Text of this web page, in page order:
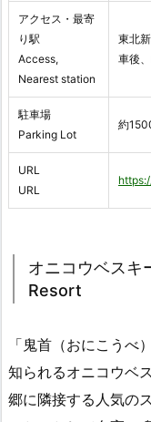
アクセス・最寄
り駅
Access,
Nearest station
東北
車後
駐車場
Parking Lot
約
URL
URL
オニコウベス
Resort
「鬼首（おにこうべ
知られるオニコウベ
郷に隣接する人気の